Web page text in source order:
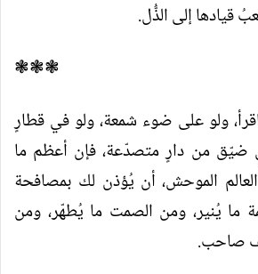
قيادها إلى الذُّل.
❃❃❃
ولو على ضوء شمعة، ولو في قطارٍ
ضيّق من دارٍ متصدّعة، فإن أعظم ما
الموحش، أن يُؤذن لك بمصافحة
ما يُنير، ومن الصمت ما يُطهّر، ومن
صاحب.